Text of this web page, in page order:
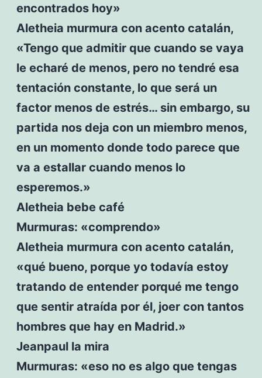
encontrados hoy»
Aletheia murmura con acento catalán,
«Tengo que admitir que cuando se vaya
le echaré de menos, pero no tendré esa
tentación constante, lo que será un
factor menos de estrés… sin embargo, su
partida nos deja con un miembro menos,
en un momento donde todo parece que
va a estallar cuando menos lo
esperemos.»
Aletheia bebe café
Murmuras: «comprendo»
Aletheia murmura con acento catalán,
«qué bueno, porque yo todavía estoy
tratando de entender porqué me tengo
que sentir atraída por él, joer con tantos
hombres que hay en Madrid.»
Jeanpaul la mira
Murmuras: «eso no es algo que tengas